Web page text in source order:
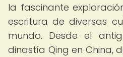
la fascinante
escritura de diversas
mundo. Desde el
dinastía Qing en China,